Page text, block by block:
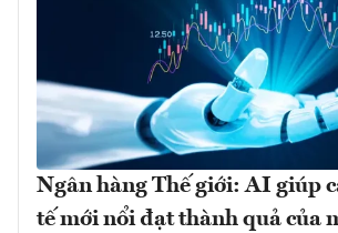
Ngân hàng Thế giới: AI giúp
tế mới nổi đạt thành quả của